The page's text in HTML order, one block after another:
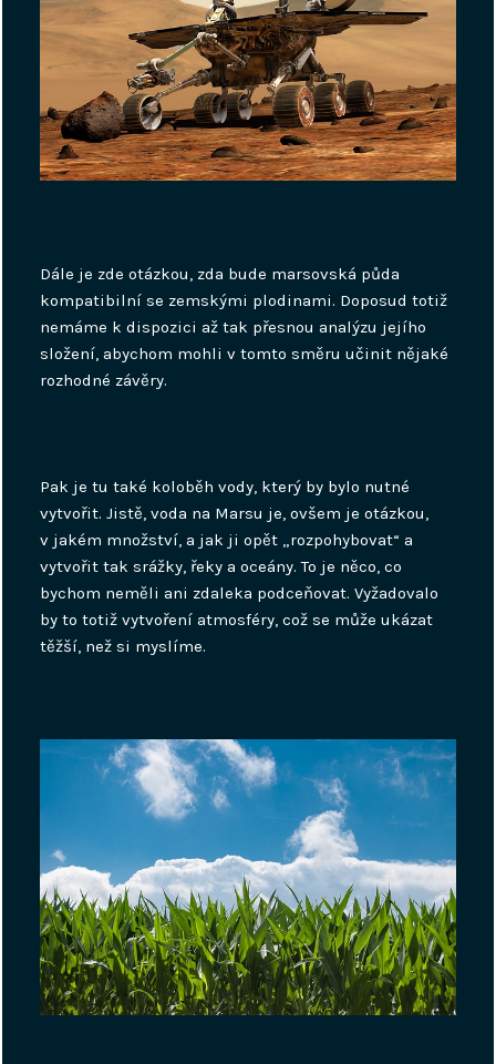
Dále je zde otázkou, zda bude marsovská půda
kompatibilní se zemskými plodinami. Doposud totiž
nemáme k dispozici až tak přesnou analýzu jejího
složení, abychom mohli v tomto směru učinit nějaké
rozhodné závěry.
Pak je tu také koloběh vody, který by bylo nutné
vytvořit. Jistě, voda na Marsu je, ovšem je otázkou,
v jakém množství, a jak ji opět „rozpohybovat“ a
vytvořit tak srážky, řeky a oceány. To je něco, co
bychom neměli ani zdaleka podceňovat. Vyžadovalo
by to totiž vytvoření atmosféry, což se může ukázat
těžší, než si myslíme.